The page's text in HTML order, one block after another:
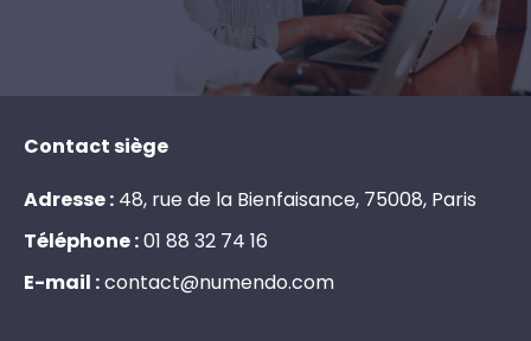
Contact siège
Adresse : 48, rue de la Bienfaisance, 75008, Paris
Téléphone :01 88 32 74 16
E-mail :contact@numendo.com